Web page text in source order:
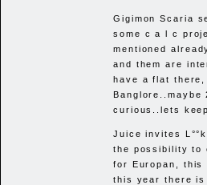
Gigimon Scaria
some c a l c
mentioned
and them are
have a flat
curious..lets
Juice invites
the possibility to
for Europan,
this year there